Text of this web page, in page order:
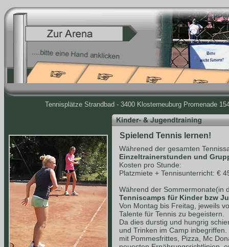
Tennisplätze Strandbad - 3400 Klosterneuburg Promenade
Spielend Tennis lernen!
Währened der gesamten
Einzeltrainerstunden und
Kosten pro Stunde:
Platzmiete + Tennisunterricht: €
Während der Sommermonate(in
Tenniscamps für Kinder bzw
Von Montag bis Freitag, jeweils
Talente für Tennis zu begeistern.
Da dies durstig und hungrig
und Trinken im Camp
mit Pommesfrittes, Pizza, Mc